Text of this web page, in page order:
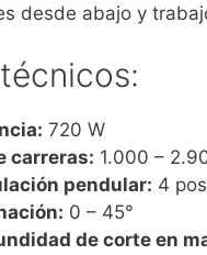
desde abajo y
720 W
carreras: 1.000 –
pendular: 4
0 – 45°
de corte en